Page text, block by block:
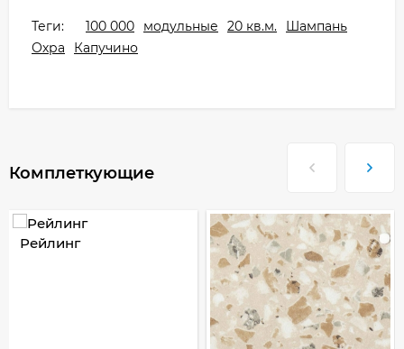
Теги: 100 000 модульные 20 кв.м.
Шампань
Охра
Капучино
Комплеткующие
Рейлинг